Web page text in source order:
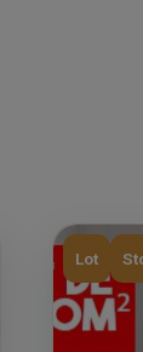
Lot